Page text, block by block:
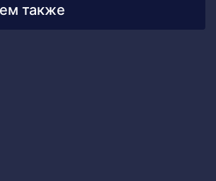
также